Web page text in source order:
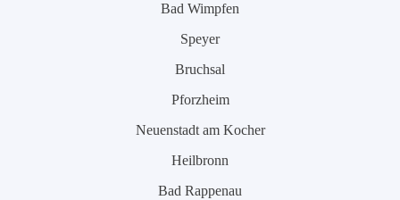
Bad Wimpfen
Speyer
Bruchsal
Pforzheim
Neuenstadt am Kocher
Heilbronn
Bad Rappenau